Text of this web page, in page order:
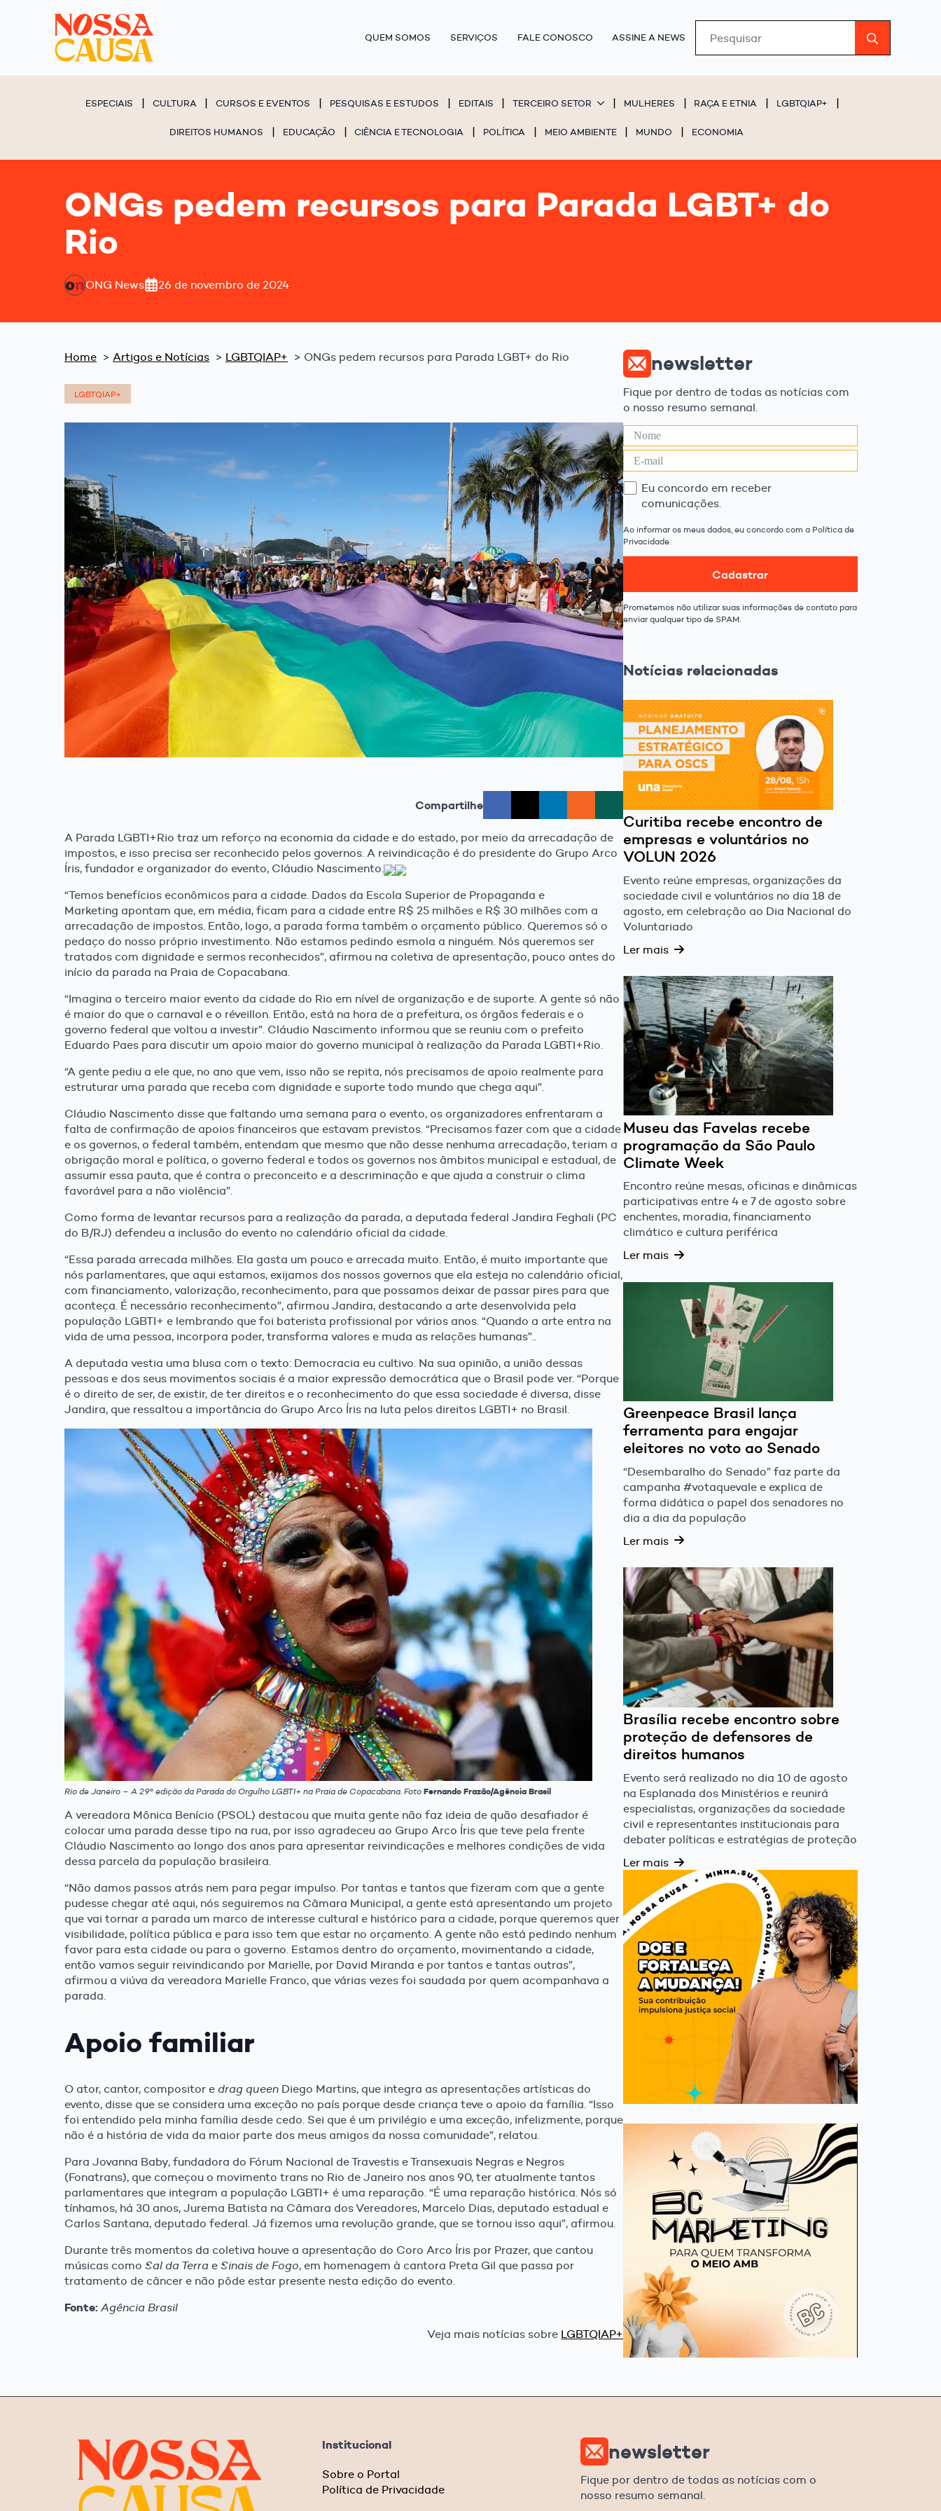
QUEM SOMOS SERVIÇOS FALE CONOSCO ASSINE A NEWS
ESPECIAIS CULTURA CURSOS E EVENTOS PESQUISAS E ESTUDOS EDITAIS TERCEIRO SETOR MULHERES RAÇA E ETNIA LGBTQIAP+
DIREITOS HUMANOS EDUCAÇÃO CIÊNCIA E TECNOLOGIA POLÍTICA MEIO AMBIENTE MUNDO ECONOMIA
ONGs pedem recursos para Parada LGBT+ do
Rio
ONG News 26 de novembro de 2024
Home Artigos e Notícias LGBTQIAP+ ONGs pedem recursos para Parada LGBT+ do Rio
LGBTQIAP+
Compartilhe
A Parada LGBTI+Rio traz um reforço na economia da cidade e do estado, por meio da arrecadação de
impostos, e isso precisa ser reconhecido pelos governos. A reivindicação é do presidente do Grupo Arco
Íris, fundador e organizador do evento, Cláudio Nascimento.
“Temos benefícios econômicos para a cidade. Dados da Escola Superior de Propaganda e
Marketing apontam que, em média, ficam para a cidade entre R$ 25 milhões e R$ 30 milhões com a
arrecadação de impostos. Então, logo, a parada forma também o orçamento público. Queremos só o
pedaço do nosso próprio investimento. Não estamos pedindo esmola a ninguém. Nós queremos ser
tratados com dignidade e sermos reconhecidos”, afirmou na coletiva de apresentação, pouco antes do
início da parada na Praia de Copacabana.
“Imagina o terceiro maior evento da cidade do Rio em nível de organização e de suporte. A gente só não
é maior do que o carnaval e o réveillon. Então, está na hora de a prefeitura, os órgãos federais e o
governo federal que voltou a investir”. Cláudio Nascimento informou que se reuniu com o prefeito
Eduardo Paes para discutir um apoio maior do governo municipal à realização da Parada LGBTI+Rio.
“A gente pediu a ele que, no ano que vem, isso não se repita, nós precisamos de apoio realmente para
estruturar uma parada que receba com dignidade e suporte todo mundo que chega aqui”.
Cláudio Nascimento disse que faltando uma semana para o evento, os organizadores enfrentaram a
falta de confirmação de apoios financeiros que estavam previstos. “Precisamos fazer com que a cidade
e os governos, o federal também, entendam que mesmo que não desse nenhuma arrecadação, teriam a
obrigação moral e política, o governo federal e todos os governos nos âmbitos municipal e estadual, de
assumir essa pauta, que é contra o preconceito e a descriminação e que ajuda a construir o clima
favorável para a não violência”.
Como forma de levantar recursos para a realização da parada, a deputada federal Jandira Feghali (PC
do B/RJ) defendeu a inclusão do evento no calendário oficial da cidade.
“Essa parada arrecada milhões. Ela gasta um pouco e arrecada muito. Então, é muito importante que
nós parlamentares, que aqui estamos, exijamos dos nossos governos que ela esteja no calendário oficial,
com financiamento, valorização, reconhecimento, para que possamos deixar de passar pires para que
aconteça. É necessário reconhecimento”, afirmou Jandira, destacando a arte desenvolvida pela
população LGBTI+ e lembrando que foi baterista profissional por vários anos. “Quando a arte entra na
vida de uma pessoa, incorpora poder, transforma valores e muda as relações humanas”..
A deputada vestia uma blusa com o texto: Democracia eu cultivo. Na sua opinião, a união dessas
pessoas e dos seus movimentos sociais é a maior expressão democrática que o Brasil pode ver. “Porque
é o direito de ser, de existir, de ter direitos e o reconhecimento do que essa sociedade é diversa, disse
Jandira, que ressaltou a importância do Grupo Arco Íris na luta pelos direitos LGBTI+ no Brasil.
Rio de Janeiro – A 29° edição da Parada do Orgulho LGBTI+ na Praia de Copacabana. Foto Fernando Frazão/Agência Brasil
A vereadora Mônica Benício (PSOL) destacou que muita gente não faz ideia de quão desafiador é
colocar uma parada desse tipo na rua, por isso agradeceu ao Grupo Arco Íris que teve pela frente
Cláudio Nascimento ao longo dos anos para apresentar reivindicações e melhores condições de vida
dessa parcela da população brasileira.
“Não damos passos atrás nem para pegar impulso. Por tantas e tantos que fizeram com que a gente
pudesse chegar até aqui, nós seguiremos na Câmara Municipal, a gente está apresentando um projeto
que vai tornar a parada um marco de interesse cultural e histórico para a cidade, porque queremos quer
visibilidade, política pública e para isso tem que estar no orçamento. A gente não está pedindo nenhum
favor para esta cidade ou para o governo. Estamos dentro do orçamento, movimentando a cidade,
então vamos seguir reivindicando por Marielle, por David Miranda e por tantos e tantas outras”,
afirmou a viúva da vereadora Marielle Franco, que várias vezes foi saudada por quem acompanhava a
parada.
Apoio familiar
O ator, cantor, compositor e drag queen Diego Martins, que integra as apresentações artísticas do
evento, disse que se considera uma exceção no país porque desde criança teve o apoio da família. “Isso
foi entendido pela minha família desde cedo. Sei que é um privilégio e uma exceção, infelizmente, porque
não é a história de vida da maior parte dos meus amigos da nossa comunidade”, relatou.
Para Jovanna Baby, fundadora do Fórum Nacional de Travestis e Transexuais Negras e Negros
(Fonatrans), que começou o movimento trans no Rio de Janeiro nos anos 90, ter atualmente tantos
parlamentares que integram a população LGBTI+ é uma reparação. “É uma reparação histórica. Nós só
tínhamos, há 30 anos, Jurema Batista na Câmara dos Vereadores, Marcelo Dias, deputado estadual e
Carlos Santana, deputado federal. Já fizemos uma revolução grande, que se tornou isso aqui”, afirmou.
Durante três momentos da coletiva houve a apresentação do Coro Arco Íris por Prazer, que cantou
músicas como Sal da Terra e Sinais de Fogo, em homenagem à cantora Preta Gil que passa por
tratamento de câncer e não pôde estar presente nesta edição do evento.
Fonte: Agência Brasil
Veja mais notícias sobre LGBTQIAP+
newsletter
Fique por dentro de todas as notícias com
o nosso resumo semanal.
Eu concordo em receber
comunicações.
Ao informar os meus dados, eu concordo com a Política de
Privacidade.
Cadastrar
Prometemos não utilizar suas informações de contato para
enviar qualquer tipo de SPAM.
Notícias relacionadas
Curitiba recebe encontro de
empresas e voluntários no
VOLUN 2026
Evento reúne empresas, organizações da
sociedade civil e voluntários no dia 18 de
agosto, em celebração ao Dia Nacional do
Voluntariado
Ler mais
Museu das Favelas recebe
programação da São Paulo
Climate Week
Encontro reúne mesas, oficinas e dinâmicas
participativas entre 4 e 7 de agosto sobre
enchentes, moradia, financiamento
climático e cultura periférica
Ler mais
Greenpeace Brasil lança
ferramenta para engajar
eleitores no voto ao Senado
“Desembaralho do Senado” faz parte da
campanha #votaquevale e explica de
forma didática o papel dos senadores no
dia a dia da população
Ler mais
Brasília recebe encontro sobre
proteção de defensores de
direitos humanos
Evento será realizado no dia 10 de agosto
na Esplanada dos Ministérios e reunirá
especialistas, organizações da sociedade
civil e representantes institucionais para
debater políticas e estratégias de proteção
Ler mais
Institucional
Sobre o Portal
Política de Privacidade
newsletter
Fique por dentro de todas as notícias com o
nosso resumo semanal.